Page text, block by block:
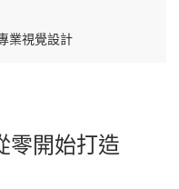
業視覺設計
零開始打造